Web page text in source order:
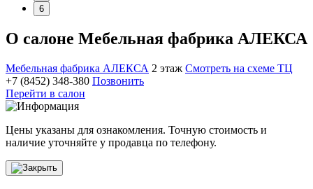
6
О салоне Мебельная фабрика АЛЕКСА
Мебельная фабрика АЛЕКСА 2 этаж Смотреть на схеме ТЦ
+7 (8452) 348-380 Позвонить
Перейти в салон
Цены указаны для ознакомления. Точную стоимость и
наличие уточняйте у продавца по телефону.